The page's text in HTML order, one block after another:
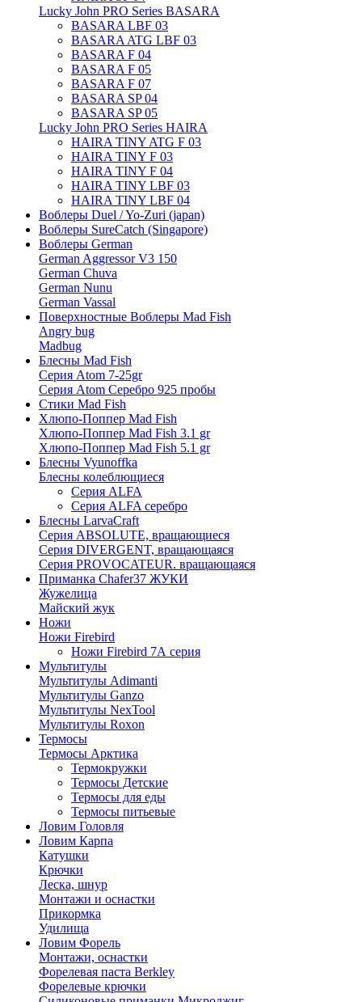
Lucky John PRO Series BASARA
BASARA LBF 03
BASARA ATG LBF 03
BASARA F 04
BASARA F 05
BASARA F 07
BASARA SP 04
BASARA SP 05
Lucky John PRO Series HAIRA
HAIRA TINY ATG F 03
HAIRA TINY F 03
HAIRA TINY F 04
HAIRA TINY LBF 03
HAIRA TINY LBF 04
Воблеры Duel / Yo-Zuri (japan)
Воблеры SureCatch (Singapore)
Воблеры German
German Aggressor V3 150
German Chuva
German Nunu
German Vassal
Поверхностные Воблеры Mad Fish
Angry bug
Madbug
Блесны Mad Fish
Серия Atom 7-25gr
Серия Atom Серебро 925 пробы
Стики Mad Fish
Хлюпо-Поппер Mad Fish
Хлюпо-Поппер Mad Fish 3.1 gr
Хлюпо-Поппер Mad Fish 5.1 gr
Блесны Vyunoffka
Блесны колеблющиеся
Серия ALFA
Серия ALFA серебро
Блесны LarvaCraft
Серия ABSOLUTE, вращающиеся
Серия DIVERGENT, вращающаяся
Серия PROVOCATEUR. вращающаяся
Приманка Chafer37 ЖУКИ
Жужелица
Майский жук
Ножи
Ножи Firebird
Ножи Firebird 7А серия
Мультитулы
Мультитулы Adimanti
Мультитулы Ganzo
Мультитулы NexTool
Мультитулы Roxon
Термосы
Термосы Арктика
Термокружки
Термосы Детские
Термосы для еды
Термосы питьевые
Ловим Головля
Ловим Карпа
Катушки
Крючки
Леска, шнур
Монтажи и оснастки
Прикормка
Удилища
Ловим Форель
Монтажи, оснастки
Форелевая паста Berkley
Форелевые крючки